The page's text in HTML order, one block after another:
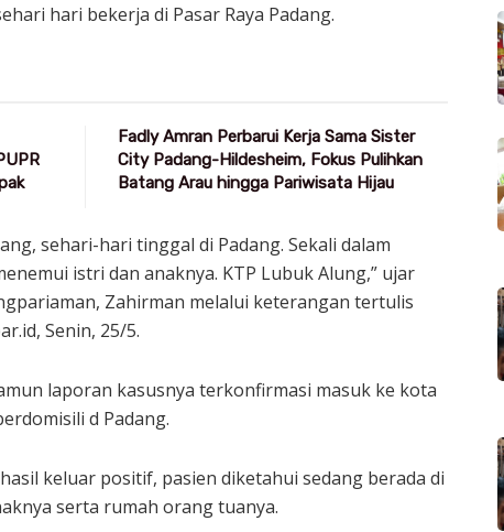
hari bekerja di Pasar Raya Padang.
Fadly Amran Perbarui Kerja Sama Sister
City Padang-Hildesheim, Fokus Pulihkan
Batang Arau hingga Pariwisata Hijau
sehari-hari tinggal di Padang. Sekali dalam
istri dan anaknya. KTP Lubuk Alung,” ujar
Zahirman melalui keterangan tertulis
Senin, 25/5.
laporan kasusnya terkonfirmasi masuk ke kota
d Padang.
keluar positif, pasien diketahui sedang berada di
serta rumah orang tuanya.